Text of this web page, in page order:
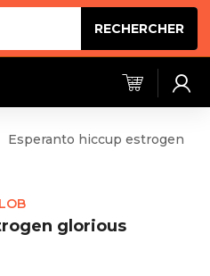
RECHERCHER
Esperanto hiccup estrogen
glorious